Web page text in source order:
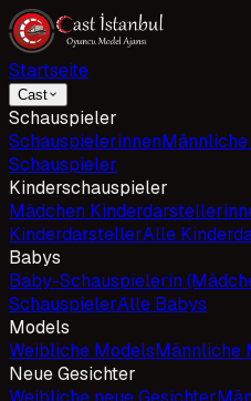
Startseite
Cast
Schauspieler
Schauspielerinnen
Schauspieler
Kinderschauspieler
Mädchen
KinderdarstellerAlle
Babys
Baby-Schauspielerin
SchauspielerAlle Babys
Models
Weibliche ModelsMännliche
Neue Gesichter